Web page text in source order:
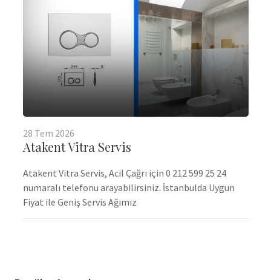
28 Tem 2026
Atakent Vitra Servis
Atakent Vitra Servis, Acil Çağrı için 0 212 599 25 24
numaralı telefonu arayabilirsiniz. İstanbulda Uygun
Fiyat ile Geniş Servis Ağımız